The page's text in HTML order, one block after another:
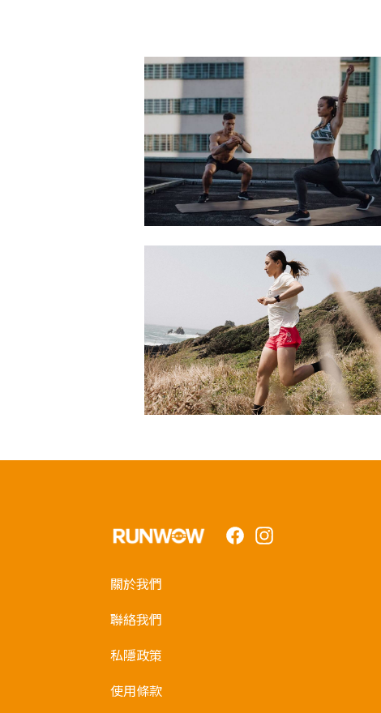
FacebookInstagram
關於我們
聯絡我們
私隱政策
使用條款